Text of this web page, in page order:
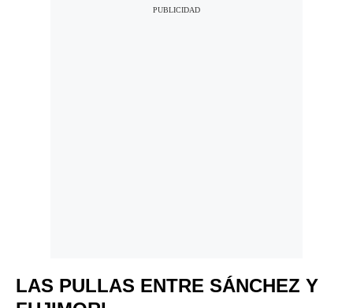
LAS PULLAS ENTRE SÁNCHEZ Y